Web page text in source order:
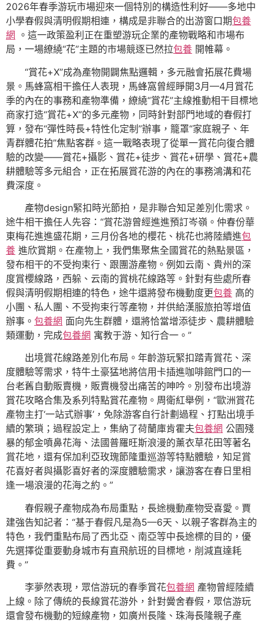
2026年春季游玩市場迎來一個特別的構造性利好——多地中
小學春假與清明假期相連，構成是非聯合的出游窗口期包養
網 。這一政策盈利正在重塑游玩企業的產物戰略和市場布
局，一場繚繞“花”主題的市場競逐已然拉包養 開帷幕。
“賞花+X”成為產物開闢焦點邏輯，多元融會拓展花費場
景。馬蜂窩相干擔任人表現，馬蜂窩曾經睜開3月—4月賞花
季的內在的事務和產物準備，繚繞“賞花”主線推動相干目標地
商家打造“賞花+X”的多元產物，同時針對部門地域的春假打
算，發布“彈性時長+特性化定制”辦事，籠罩“家庭親子、年
青群體花拍”焦點客群。這一戰略表現了從單一賞花向復合體
驗的改變——賞花+攝影、賞花+徒步、賞花+研學、賞花+農
耕體驗等多元組合，正在拓展賞花游的內在的事務鴻溝和花
費深度。
產物design緊扣時光節拍，是非聯合知足差別化需求。
途牛相干擔任人先容：“賞花游曾經進進預訂岑嶺。仲春份華
東梅花進進盛花期，三月份各地的櫻花、桃花也將陸續進包
養 進欣賞期。在產物上，我們集聚焦全國賞花的熱點景區，
發布相干的不受拘束行、跟團游產物。例如云南、貴州的深
度賞櫻線路，西躲、云南的賞桃花線路等。針對有些處所春
假與清明假期相連的特色，途牛還將發布機動度更包養 高的
小團、私人團、不受拘束行等產物，并供給漢服旅拍等增值
辦事。 包養網 面向先生群體，還將恰當增添徒步、農耕體驗
類運動，完成包養網 寓教于游、知行合一。”
出境賞花線路差別化布局。年齡游玩緊扣踏青賞花、深
度體驗等需求，特牛土豪猛地將信用卡插進咖啡館門口的一
台老舊自動販賣機，販賣機發出痛苦的呻吟。別發布出境游
賞花攻略合集及系列特點賞花產物。周衛紅舉例，“歐洲賞花
產物主打‘一站式辦事’，免除游客自行計劃過程、打點出境手
續的繁瑣；過程設定上，集納了荷蘭庫肯霍夫包養網 公園殘
暴的郁金噴鼻花海、法國普羅旺斯浪漫的薰衣草花田等著名
賞花地，還有保加利亞玫瑰節隆重巡游等特點體驗，知足賞
花喜好者與攝影喜好者的深度體驗需求，讓游客在春日里相
逢一場浪漫的花海之約。”
春假親子產物成為布局重點，長途機動產物受喜愛。賈
建強告知記者：“基于春假凡是為5—6天、以親子客群為主的
特色，我們重點布局了西北亞、南亞等中長途標的目的，優
先選擇從重要動身城市有直飛航班的目標地，削減直達耗
費。”
李夢然表現，眾信游玩的春季賞花包養網 產物曾經陸續
上線。除了傳統的長線賞花游外，針對黌舍春假，眾信游玩
還會發布機動的短線產物，如廣州長隆、珠海長隆親子產